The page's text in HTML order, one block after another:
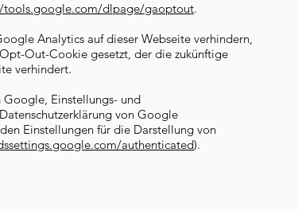
tools.google.com/dlpage/gaoptout.
Analytics auf dieser Webseite verhindern,
Out-Cookie gesetzt, der die zukünftige
verhindert.
Einstellungs- und
von Google
Einstellungen für die Darstellung von
authenticated).